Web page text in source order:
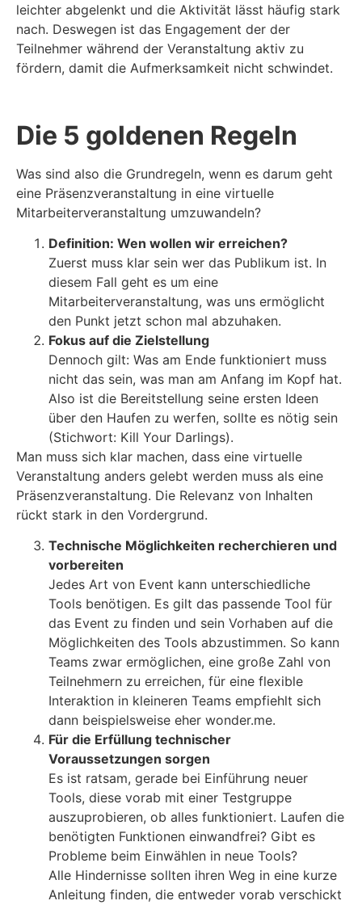
leichter abgelenkt und die Aktivität lässt häufig stark
nach. Deswegen ist das Engagement der der
Teilnehmer während der Veranstaltung aktiv zu
fördern, damit die Aufmerksamkeit nicht schwindet.
Die 5 goldenen Regeln
Was sind also die Grundregeln, wenn es darum geht
eine Präsenzveranstaltung in eine virtuelle
Mitarbeiterveranstaltung umzuwandeln?
Definition: Wen wollen wir erreichen?
Zuerst muss klar sein wer das Publikum ist. In
diesem Fall geht es um eine
Mitarbeiterveranstaltung, was uns ermöglicht
den Punkt jetzt schon mal abzuhaken.
Fokus auf die Zielstellung
Dennoch gilt: Was am Ende funktioniert muss
nicht das sein, was man am Anfang im Kopf hat.
Also ist die Bereitstellung seine ersten Ideen
über den Haufen zu werfen, sollte es nötig sein
(Stichwort: Kill Your Darlings).
Man muss sich klar machen, dass eine virtuelle
Veranstaltung anders gelebt werden muss als eine
Präsenzveranstaltung. Die Relevanz von Inhalten
rückt stark in den Vordergrund.
Technische Möglichkeiten recherchieren und
vorbereiten
Jedes Art von Event kann unterschiedliche
Tools benötigen. Es gilt das passende Tool für
das Event zu finden und sein Vorhaben auf die
Möglichkeiten des Tools abzustimmen. So kann
Teams zwar ermöglichen, eine große Zahl von
Teilnehmern zu erreichen, für eine flexible
Interaktion in kleineren Teams empfiehlt sich
dann beispielsweise eher wonder.me.
Für die Erfüllung technischer
Voraussetzungen sorgen
Es ist ratsam, gerade bei Einführung neuer
Tools, diese vorab mit einer Testgruppe
auszuprobieren, ob alles funktioniert. Laufen die
benötigten Funktionen einwandfrei? Gibt es
Probleme beim Einwählen in neue Tools?
Alle Hindernisse sollten ihren Weg in eine kurze
Anleitung finden, die entweder vorab verschickt